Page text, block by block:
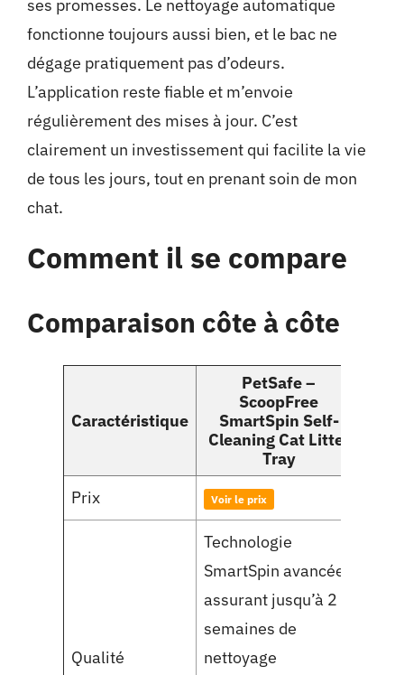
ses promesses. Le nettoyage automatique
fonctionne toujours aussi bien, et le bac ne
dégage pratiquement pas d’odeurs.
L’application reste fiable et m’envoie
régulièrement des mises à jour. C’est
clairement un investissement qui facilite la vie
de tous les jours, tout en prenant soin de mon
chat.
Comment il se compare
Comparaison côte à côte
Caractéristique
PetSafe –
ScoopFree
SmartSpin Self-
Cleaning Cat Litter
Tray
Prix Voir le prix
Qualité
Technologie
SmartSpin avancée
assurant jusqu’à 2
semaines de
nettoyage